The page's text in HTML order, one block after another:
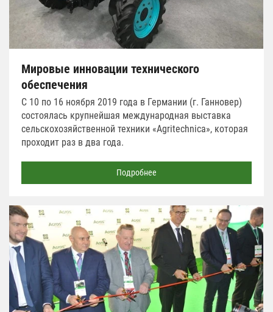
Мировые инновации технического
обеспечения
С 10 по 16 ноября 2019 года в Германии (г. Ганновер)
состоялась крупнейшая международная выставка
сельскохозяйственной техники «Agritechnica», которая
проходит раз в два года.
Подробнее